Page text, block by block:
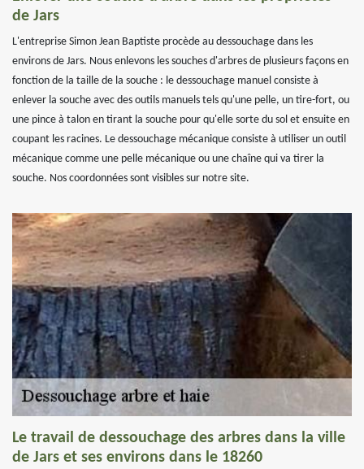
de Jars
L'entreprise Simon Jean Baptiste procède au dessouchage dans les
environs de Jars. Nous enlevons les souches d'arbres de plusieurs façons en
fonction de la taille de la souche : le dessouchage manuel consiste à
enlever la souche avec des outils manuels tels qu'une pelle, un tire-fort, ou
une pince à talon en tirant la souche pour qu'elle sorte du sol et ensuite en
coupant les racines. Le dessouchage mécanique consiste à utiliser un outil
mécanique comme une pelle mécanique ou une chaîne qui va tirer la
souche. Nos coordonnées sont visibles sur notre site.
Le travail de dessouchage des arbres dans la ville
de Jars et ses environs dans le 18260